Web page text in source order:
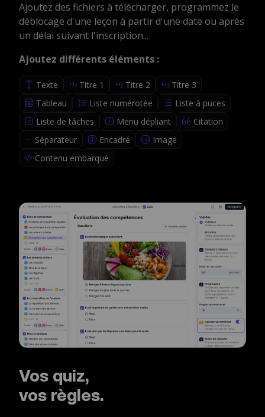
Ajoutez des fichiers à télécharger, programmez le
déblocage d'une leçon à partir d'une date ou après
un délai suivant l'inscription...
Ajoutez différents éléments :
Texte Titre 1 Titre 2
Titre 3
Tableau
Liste numérotée
Liste à puces
Liste de tâches
Menu dépliant
Citation
Séparateur
Encadré
Image
Contenu embarqué
Vos quiz,
vos règles.